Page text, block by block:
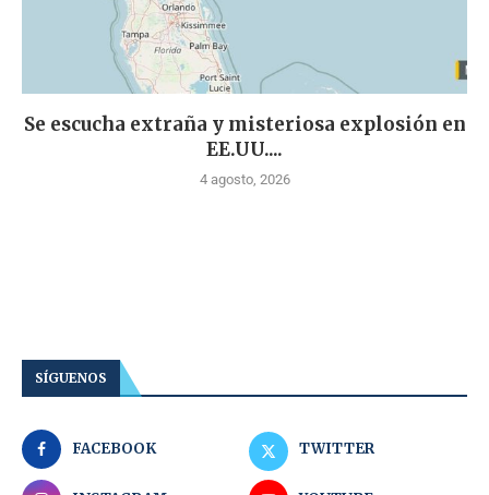
Se escucha extraña y misteriosa explosión en
EE.UU....
4 agosto, 2026
SÍGUENOS
FACEBOOK TWITTER